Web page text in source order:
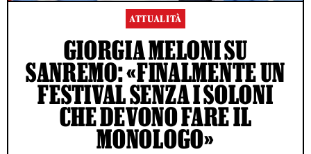
ATTUALITÀ
GIORGIA MELONI SU
SANREMO: «FINALMENTE UN
FESTIVAL SENZA I SOLONI
CHE DEVONO FARE IL
MONOLOGO»